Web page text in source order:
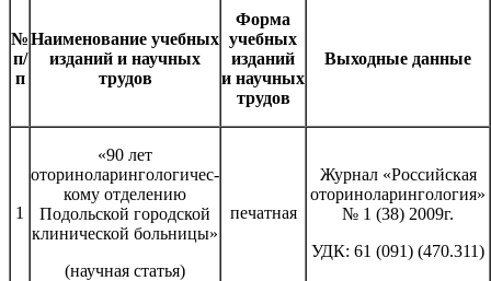
№
п/
п
Наименование учебных
изданий и научных
трудов
Форма
учебных
изданий
и научных
трудов
Выходные данные
1
«90 лет
оториноларингологичес-
кому отделению
Подольской городской
клинической больницы»
(научная статья)
печатная
Журнал «Российская
оториноларингология»
№ 1 (38) 2009г.
УДК: 61 (091) (470.311)